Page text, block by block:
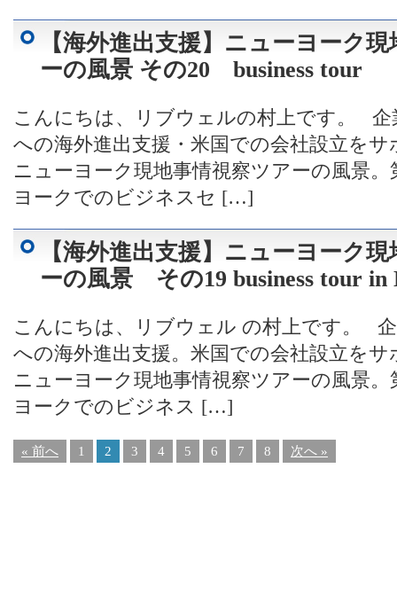
【海外進出支援】ニューヨーク
ーの風景 その20 business tour
こんにちは、リブウェルの村上です。
への海外進出支援・米国での会社設立を
ニューヨーク現地事情視察ツアーの風景
ヨークでのビジネスセ […]
【海外進出支援】ニューヨーク
ーの風景 その19 business tour in
こんにちは、リブウェル の村上です。
への海外進出支援。米国での会社設立を
ニューヨーク現地事情視察ツアーの風景
ヨークでのビジネス […]
« 前へ 1 2 3 4 5 6 7 8 次へ »